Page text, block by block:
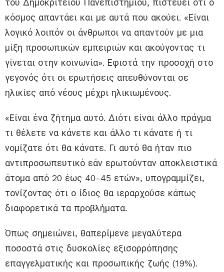
του Δημοκρίτειου Πανεπιστημίου, πιστεύει ότι ο
κόσμος απαντάει και με αυτά που ακούει. «Είναι
λογικό λοιπόν οι άνθρωποι να απαντούν με μια
μίξη προσωπικών εμπειριών και ακούγοντας τι
γίνεται στην κοινωνία». Εφιστά την προσοχή στο
γεγονός ότι οι ερωτήσεις απευθύνονται σε
ηλικίες από νέους μέχρι ηλικιωμένους.
«Είναι ένα ζήτημα αυτό. Διότι είναι άλλο πράγμα
τι θέλετε να κάνετε και άλλο τι κάνατε ή τι
νομίζατε ότι θα κάνατε. Γι αυτό θα ήταν πιο
αντιπροσωπευτικό εάν ερωτούνταν αποκλειστικά
άτομα από 20 έως 40-45 ετών», υπογραμμίζει,
τονίζοντας ότι ο ίδιος θα ιεραρχούσε κάπως
διαφορετικά τα προβλήματα.
Όπως σημειώνει, θαπερίμενε μεγαλύτερα
ποσοστά στις δυσκολίες εξισορρόπησης
επαγγελματικής και προσωπικής ζωής (19%).